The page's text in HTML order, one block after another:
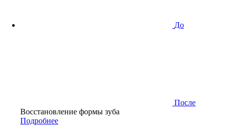
До
После
Восстановление формы зуба
Подробнее